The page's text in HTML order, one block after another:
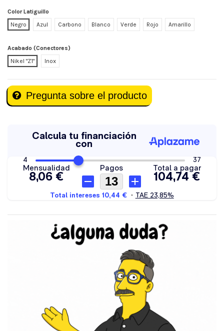
Color Latiguillo
Negro
Azul Carbono Blanco Verde Rojo Amarillo
Acabado (Conectores)
Nikel "Z1"
Inox
Pregunta sobre el producto